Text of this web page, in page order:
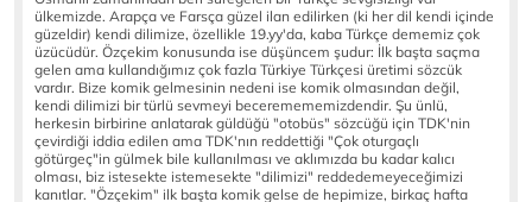
ülkemizde. Arapça ve Farsça güzel ilan edilirken (ki her dil kendi içinde
güzeldir) kendi dilimize, özellikle 19.yy'da, kaba Türkçe dememiz çok
üzücüdür. Özçekim konusunda ise düşüncem şudur: İlk başta saçma
gelen ama kullandığımız çok fazla Türkiye Türkçesi üretimi sözcük
vardır. Bize komik gelmesinin nedeni ise komik olmasından değil,
kendi dilimizi bir türlü sevmeyi beceremememizdendir. Şu ünlü,
herkesin birbirine anlatarak güldüğü "otobüs" sözcüğü için TDK'nin
çevirdiği iddia edilen ama TDK'nın reddettiği "Çok oturgaçlı
götürgeç"in gülmek bile kullanılması ve aklımızda bu kadar kalıcı
olması, biz istesekte istemesekte "dilimizi" reddedemeyeceğimizi
kanıtlar. "Özçekim" ilk başta komik gelse de hepimize, birkaç hafta